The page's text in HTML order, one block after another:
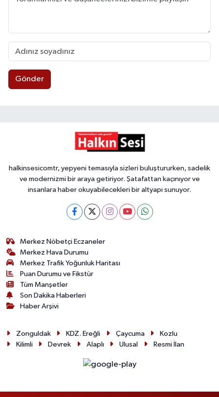
Gönder
halkinsesicomtr, yepyeni temasıyla sizleri buluştururken, sadelik
ve modernizmi bir araya getiriyor. Şatafattan kaçınıyor ve
insanlara haber okuyabilecekleri bir altyapı sunuyor.
Merkez Nöbetçi Eczaneler
Merkez Hava Durumu
Merkez Trafik Yoğunluk Haritası
Puan Durumu ve Fikstür
Tüm Manşetler
Son Dakika Haberleri
Haber Arşivi
Zonguldak KDZ. Ereğli Çaycuma
Kozlu
Kilimli
Devrek Alaplı Ulusal Resmi İlan